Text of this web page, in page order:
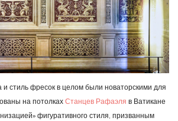
стиль фресок в целом были новаторскими для
на потолках Станцев Рафаэля в Ватикане
фигуративного стиля, призванным